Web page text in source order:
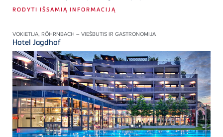
RODYTI IŠSAMIĄ INFORMACIJĄ
VOKIETIJA, RÖHRNBACH – VIEŠBUTIS IR GASTRONOMIJA
Hotel Jagdhof